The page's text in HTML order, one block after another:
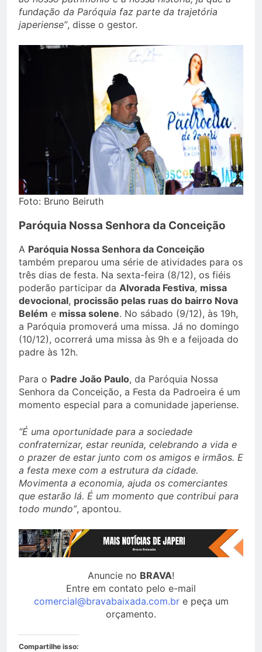
fundação da Paróquia faz parte da trajetória
japeriense”, disse o gestor.
Foto: Bruno Beiruth
Paróquia Nossa Senhora da Conceição
A Paróquia Nossa Senhora da Conceição
também preparou uma série de atividades para os
três dias de festa. Na sexta-feira (8/12), os fiéis
poderão participar da Alvorada Festiva, missa
devocional, procissão pelas ruas do bairro Nova
Belém e missa solene. No sábado (9/12), às 19h,
a Paróquia promoverá uma missa. Já no domingo
(10/12), ocorrerá uma missa às 9h e a feijoada do
padre às 12h.
Para o Padre João Paulo, da Paróquia Nossa
Senhora da Conceição, a Festa da Padroeira é um
momento especial para a comunidade japeriense.
“É uma oportunidade para a sociedade
confraternizar, estar reunida, celebrando a vida e
o prazer de estar junto com os amigos e irmãos. E
a festa mexe com a estrutura da cidade.
Movimenta a economia, ajuda os comerciantes
que estarão lá. É um momento que contribui para
todo mundo”, apontou.
Anuncie no BRAVA!
Entre em contato pelo e-mail
comercial@bravabaixada.com.bre peça um
orçamento.
Compartilhe isso: